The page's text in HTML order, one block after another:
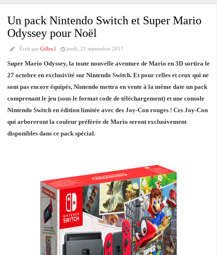
Un pack Nintendo Switch et Super Mario
Odyssey pour Noël
Écrit par Gilles.l jeudi, 21 septembre 2017
Super Mario Odyssey, la toute nouvelle aventure de Mario en 3D sortira le
27 octobre en exclusivité sur Nintendo Switch. Et pour celles et ceux qui ne
sont pas encore équipés, Nintendo mettra en vente à la même date un pack
comprenant le jeu (sous le format code de téléchargement) et une console
Nintendo Switch en édition limitée avec des Joy-Con rouges ! Ces Joy-Con
qui arboreront la couleur préférée de Mario seront exclusivement
disponibles dans ce pack spécial.